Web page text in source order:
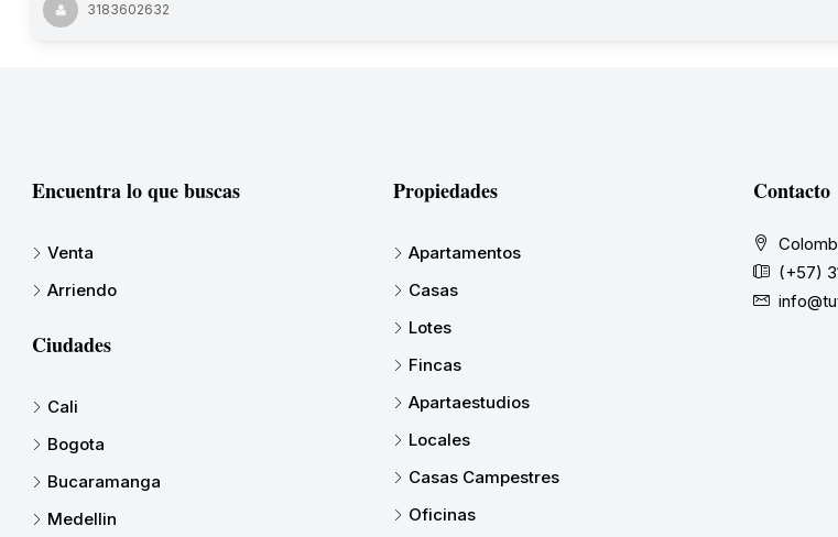
3183602632
Encuentra lo que buscas
Venta
Arriendo
Ciudades
Cali
Bogota
Bucaramanga
Medellin
Propiedades
Apartamentos
Casas
Lotes
Fincas
Apartaestudios
Locales
Casas Campestres
Oficinas
Contacto
(+57)